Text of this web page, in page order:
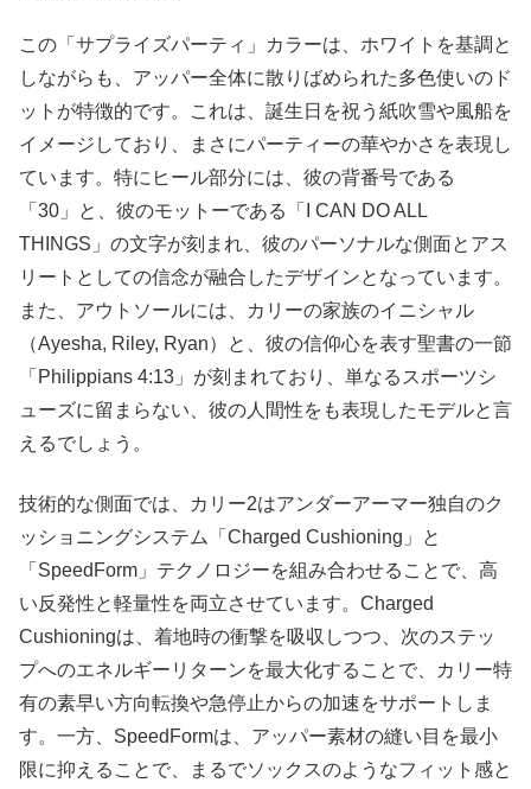
この「サプライズパーティ」カラーは、ホワイトを基調と
しながらも、アッパー全体に散りばめられた多色使いのド
ットが特徴的です。これは、誕生日を祝う紙吹雪や風船を
イメージしており、まさにパーティーの華やかさを表現し
ています。特にヒール部分には、彼の背番号である
「30」と、彼のモットーである「I CAN DO ALL
THINGS」の文字が刻まれ、彼のパーソナルな側面とアス
リートとしての信念が融合したデザインとなっています。
また、アウトソールには、カリーの家族のイニシャル
（Ayesha, Riley, Ryan）と、彼の信仰心を表す聖書の一節
「Philippians 4:13」が刻まれており、単なるスポーツシ
ューズに留まらない、彼の人間性をも表現したモデルと言
えるでしょう。
技術的な側面では、カリー2はアンダーアーマー独自のク
ッショニングシステム「Charged Cushioning」と
「SpeedForm」テクノロジーを組み合わせることで、高
い反発性と軽量性を両立させています。Charged
Cushioningは、着地時の衝撃を吸収しつつ、次のステッ
プへのエネルギーリターンを最大化することで、カリー特
有の素早い方向転換や急停止からの加速をサポートしま
す。一方、SpeedFormは、アッパー素材の縫い目を最小
限に抑えることで、まるでソックスのようなフィット感と